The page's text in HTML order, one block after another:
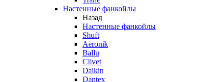
Настенные фанкойлы
Назад
Настенные фанкойлы
Shuft
Aeronik
Ballu
Clivet
Daikin
Dantex